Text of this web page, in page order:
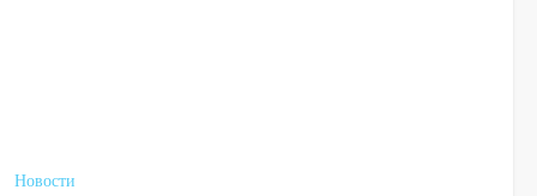
Новости